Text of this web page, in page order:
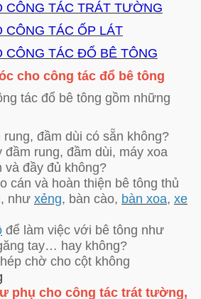
CÔNG TÁC TRÁT TƯỜNG
CÔNG TÁC ỐP LÁT
CÔNG TÁC ĐỔ BÊ TÔNG
cho công tác đổ bê tông
tác đổ bê tông gồm những
đầm dùi có sẵn không?
đầm rung, đầm dùi, máy xoa
và đầy đủ không?
cán và hoàn thiện bê tông thủ
như xẻng, bàn cào, bàn xoa, xe
để làm việc với bê tông như
tay… hay không?
chờ cho cột không
phụ cho công tác trát tường,